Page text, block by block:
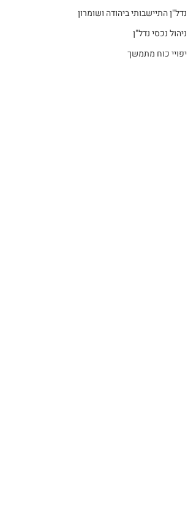
נדל"ן התיישבותי ביהודה ושומרון
ניהול נכסי נדל"ן
יפויי כוח מתמשך